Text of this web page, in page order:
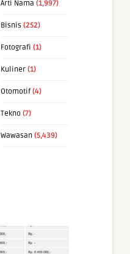
Arti Nama (1,997)
Bisnis (252)
Fotografi (1)
Kuliner (1)
Otomotif (4)
Tekno (7)
Wawasan (5,439)